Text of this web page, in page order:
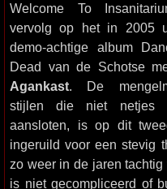
Welcome To
vervolg op het in 2005
demo-achtige album
Dead van de Schotse
Agankast. De
stijlen die niet netjes
aansloten, is op dit
ingeruild voor een stevig
zo weer in de jaren
is niet gecompliceerd of